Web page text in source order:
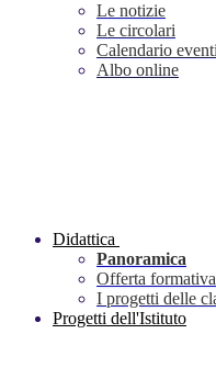
Le notizie
Le circolari
Calendario eventi
Albo online
Didattica
Panoramica
Offerta formativa
I progetti delle
Progetti dell'Istituto